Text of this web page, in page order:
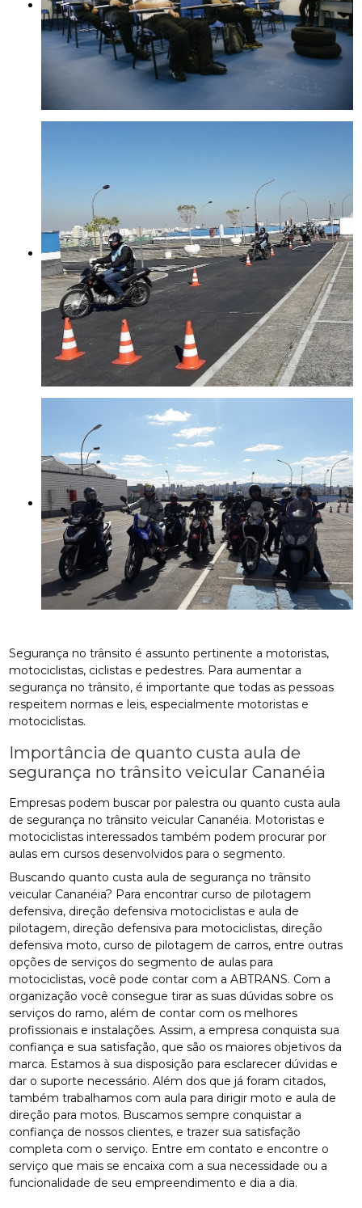
Segurança no trânsito é assunto pertinente a motoristas,
motociclistas, ciclistas e pedestres. Para aumentar a
segurança no trânsito, é importante que todas as pessoas
respeitem normas e leis, especialmente motoristas e
motociclistas.
Importância de quanto custa aula de
segurança no trânsito veicular Cananéia
Empresas podem buscar por palestra ou quanto custa aula
de segurança no trânsito veicular Cananéia. Motoristas e
motociclistas interessados também podem procurar por
aulas em cursos desenvolvidos para o segmento.
Buscando quanto custa aula de segurança no trânsito
veicular Cananéia? Para encontrar curso de pilotagem
defensiva, direção defensiva motociclistas e aula de
pilotagem, direção defensiva para motociclistas, direção
defensiva moto, curso de pilotagem de carros, entre outras
opções de serviços do segmento de aulas para
motociclistas, você pode contar com a ABTRANS. Com a
organização você consegue tirar as suas dúvidas sobre os
serviços do ramo, além de contar com os melhores
profissionais e instalações. Assim, a empresa conquista sua
confiança e sua satisfação, que são os maiores objetivos da
marca. Estamos à sua disposição para esclarecer dúvidas e
dar o suporte necessário. Além dos que já foram citados,
também trabalhamos com aula para dirigir moto e aula de
direção para motos. Buscamos sempre conquistar a
confiança de nossos clientes, e trazer sua satisfação
completa com o serviço. Entre em contato e encontre o
serviço que mais se encaixa com a sua necessidade ou a
funcionalidade de seu empreendimento e dia a dia.